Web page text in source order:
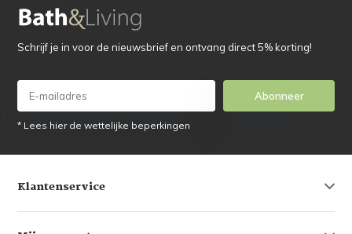
Schrijf je in voor de nieuwsbrief en ontvang direct 5% korting!
Abonneer
* Lees hier de wettelijke beperkingen
Klantenservice